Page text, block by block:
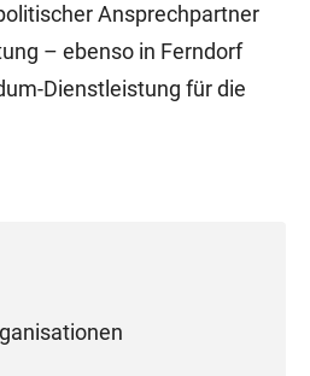
Ansprechpartner
– ebenso in Ferndorf
Dienstleistung für die